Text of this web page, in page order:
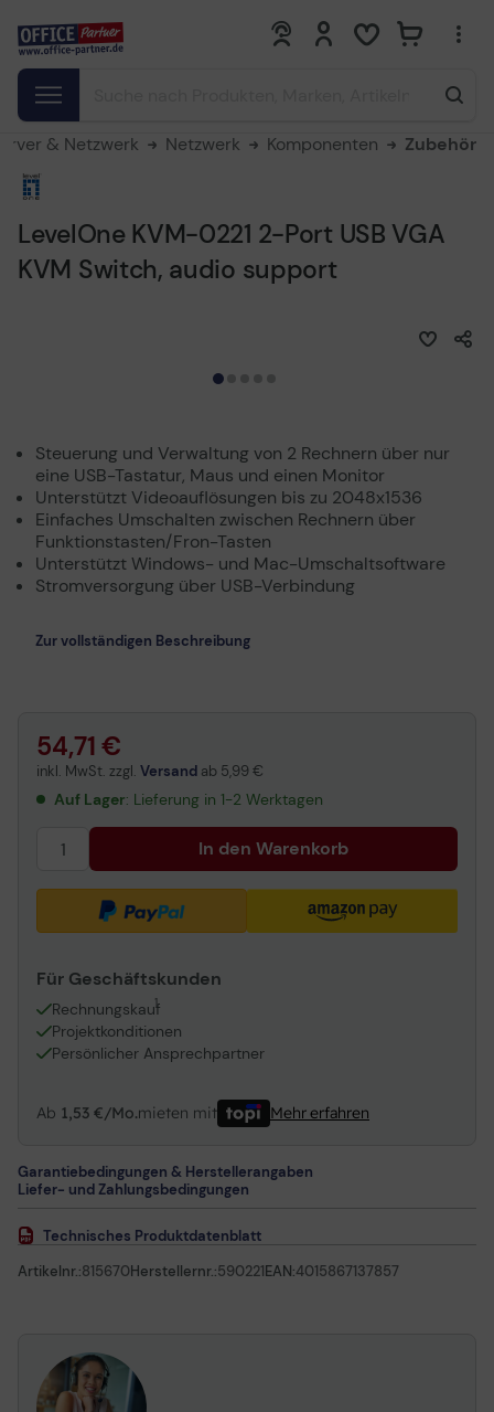
0 0
& Netzwerk Netzwerk Komponenten Zubehör
LevelOne KVM-0221 2-Port USB VGA
KVM Switch, audio support
Steuerung und Verwaltung von 2 Rechnern über nur
eine USB-Tastatur, Maus und einen Monitor
Unterstützt Videoauflösungen bis zu 2048x1536
Einfaches Umschalten zwischen Rechnern über
Funktionstasten/Fron-Tasten
Unterstützt Windows- und Mac-Umschaltsoftware
Stromversorgung über USB-Verbindung
Zur vollständigen Beschreibung
54,71 €
inkl. MwSt. zzgl. Versand ab 5,99 €
Auf Lager: Lieferung in 1-2 Werktagen
In den Warenkorb
Für Geschäftskunden
Rechnungskauf
1
Projektkonditionen
Persönlicher Ansprechpartner
Ab 1,53 €/Mo.mieten mit Mehr erfahren
Garantiebedingungen & Herstellerangaben
Liefer- und Zahlungsbedingungen
Technisches Produktdatenblatt
Artikelnr.:815670Herstellernr.:590221EAN:4015867137857